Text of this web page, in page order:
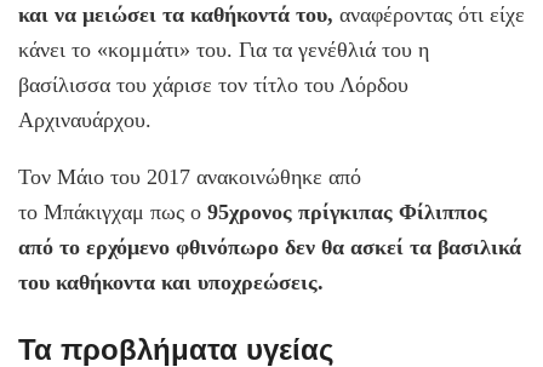
και να μειώσει τα καθήκοντά του, αναφέροντας ότι είχε
κάνει το «κομμάτι» του. Για τα γενέθλιά του η
βασίλισσα του χάρισε τον τίτλο του Λόρδου
Αρχιναυάρχου.
Τον Μάιο του 2017 ανακοινώθηκε από
το Μπάκιγχαμ πως ο 95χρονος πρίγκιπας Φίλιππος
από το ερχόμενο φθινόπωρο δεν θα ασκεί τα βασιλικά
του καθήκοντα και υποχρεώσεις.
Τα προβλήματα υγείας